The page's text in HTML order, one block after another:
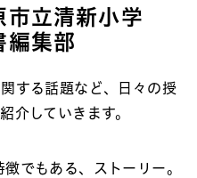
市立清新小学
編集部
する話題など、日々の授
介していきます。
でもある、ストーリー。